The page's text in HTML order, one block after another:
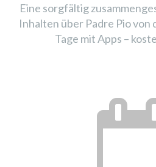
Eine sorgfältig
Inhalten über Padre Pio von
Tage mit Apps –